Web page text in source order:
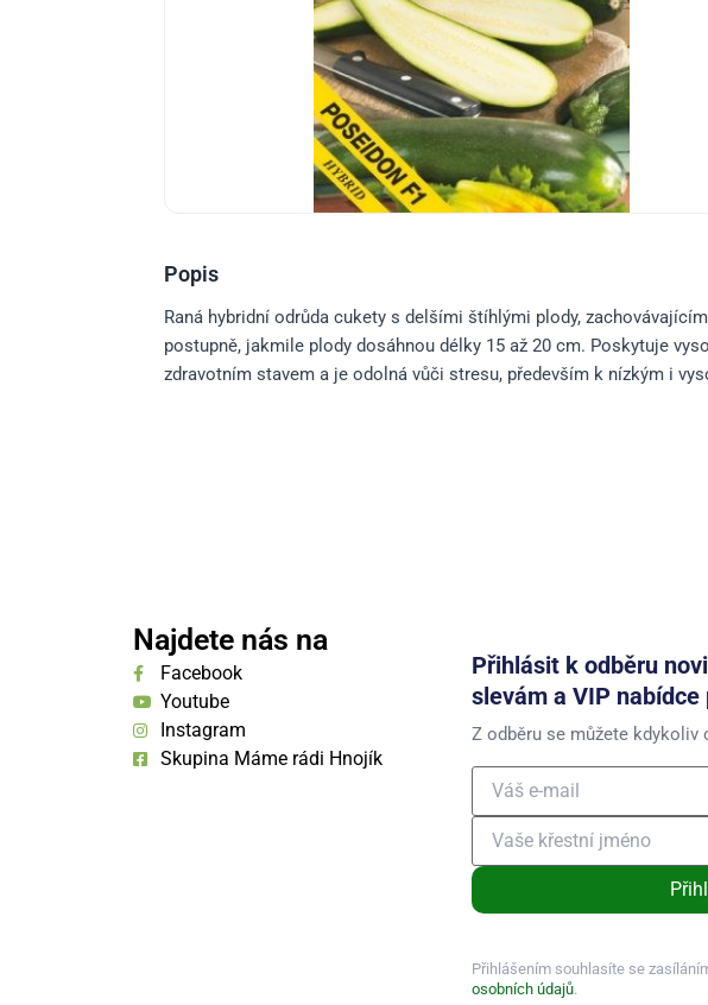
Popis
Raná hybridní odrůda cukety s delšími štíhlými plody,
postupně, jakmile plody dosáhnou délky 15 až 20 cm. Poskytuje
zdravotním stavem a je odolná vůči stresu, především k nízkým i
Najdete nás na
Facebook
Youtube
Instagram
Skupina Máme rádi Hnojík
Přihlásit k odběru
slevám a VIP
Z odběru se můžete kdykoliv
Přihlášením souhlasíte se
osobních údajů.